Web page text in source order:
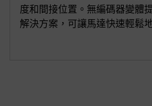
度和間接位置。無編碼器變體
解決方案，可讓馬達快速輕鬆